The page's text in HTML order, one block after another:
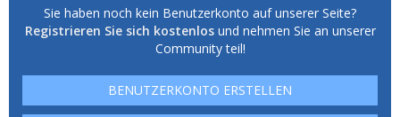
Sie haben noch kein Benutzerkonto auf unserer Seite?
Registrieren Sie sich kostenlosund nehmen Sie an unserer
Community teil!
BENUTZERKONTO ERSTELLEN